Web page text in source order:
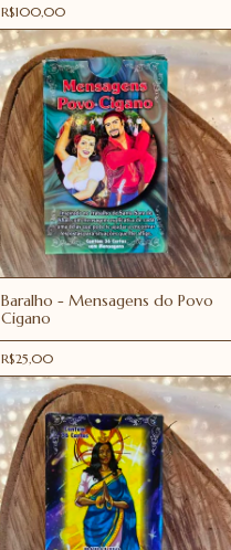
R$100,00
Baralho - Mensagens do Povo
Cigano
R$25,00